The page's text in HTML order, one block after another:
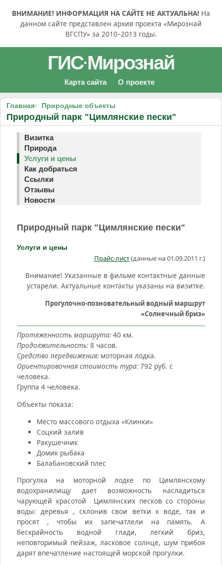
ВНИМАНИЕ! ИНФОРМАЦИЯ НА САЙТЕ НЕ АКТУАЛЬНА! На
данном сайте представлен архив проекта «Мирознай
ВГСПУ» за 2010–2013 годы.
ГИС·Мирознай
Карта сайта О проекте
Главная Природные объекты
Природный парк "Цимлянские пески"
Визитка
Природа
Услуги и цены
Как добраться
Ссылки
Отзывы
Новости
Природный парк "Цимлянские пески"
Услуги и цены
Прайс-лист(данные на 01.09.2011 г.)
Внимание! Указанные в фильме контактные данные
устарели. Актуальные контакты указаны на визитке.
Прогулочно-позновательный водный маршрут
«Солнечный бриз»
Протяженность маршрута: 40 км.
Продолжительность: 8 часов.
Средство передвижения: моторная лодка.
Ориентировочная стоимость тура: 792 руб. с
человека.
Группа 4 человека.
Объекты показа:
Место массового отдыха «Клинки»
Соцкий залив
Ракушечник
Домик рыбака
Балабановский плес
Прогулка на моторной лодке по Цимлянскому
водохранилищу дает возможность насладиться
чарующей красотой Цимлянских песков со стороны
воды: деревья , склонив свои ветки к воде, так и
просят , чтобы их запечатлели на память. А
бескрайность водной глади, легкий бриз,
неповторимый пейзаж, ласковое солнце, шум прибоя
дарят впечатление настоящей морской прогулки.